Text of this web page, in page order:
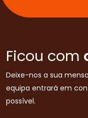
Ficou com
Deixe-nos a sua
equipa entrará em
possível.